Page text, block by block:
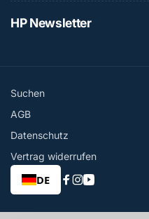
HP Newsletter
Suchen
AGB
Datenschutz
Vertrag widerrufen
DE
Facebook
Instagram
YouTube